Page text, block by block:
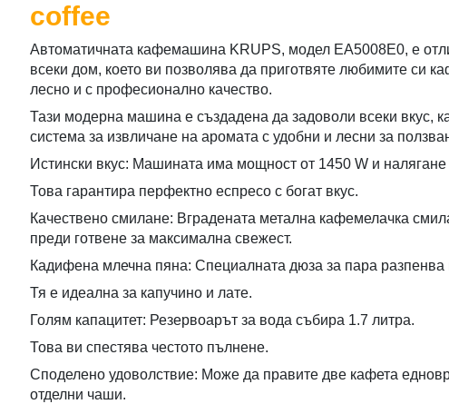
coffee
Автоматичната кафемашина KRUPS, модел EA5008E0, е
всеки дом, което ви позволява да приготвяте любимите си
лесно и с професионално качество.
Тази модерна машина е създадена да задоволи всеки вкус,
система за извличане на аромата с удобни и лесни за
Истински вкус: Машината има мощност от 1450 W и налягане
Това гарантира перфектно еспресо с богат вкус.
Качествено смилане: Вградената метална кафемелачка
преди готвене за максимална свежест.
Кадифена млечна пяна: Специалната дюза за пара разпенва
Тя е идеална за капучино и лате.
Голям капацитет: Резервоарът за вода събира 1.7 литра.
Това ви спестява честото пълнене.
Споделено удоволствие: Може да правите две кафета
отделни чаши.